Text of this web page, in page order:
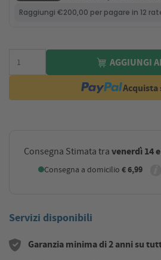
AGGIUNGI
Acquista
Consegna Stimata tra venerdì 14
Consegna a domicilio € 6,99
Servizi disponibili
Garanzia minima di 2 anni su